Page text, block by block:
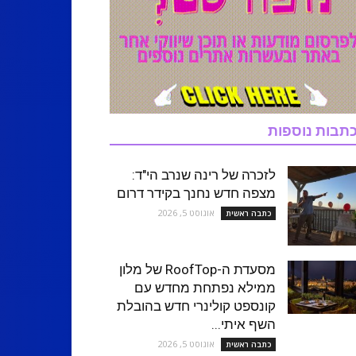
נוספות
לזכרה של רינה שנרב הי"ד:
מצפה חדש נחנך בקידר דרום
כתבה ראשית אוגוסט 5, 2026
מסעדת ה-RoofTop של מלון
ממילא נפתחת מחדש עם
קונספט קולינרי חדש בהובלת
השף איתי...
כתבה ראשית אוגוסט 5, 2026